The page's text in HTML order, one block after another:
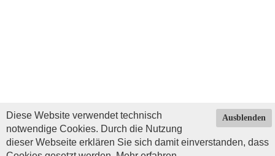
Ausblenden
Diese Website verwendet technisch
notwendige Cookies. Durch die Nutzung
dieser Webseite erklären Sie sich damit einverstanden, dass